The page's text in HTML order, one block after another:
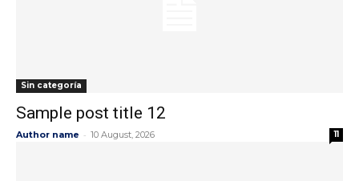
Sin categoría
Sample post title 12
Author name - 10 August, 2026 11